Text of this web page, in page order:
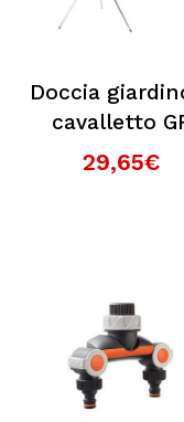
Doccia
cavalletto
29,65€